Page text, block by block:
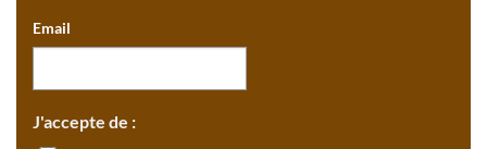
Email
J'accepte de :